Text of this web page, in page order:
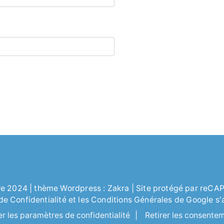
2024 | thème Wordpress : Zakra | Site protégé par
Confidentialitéet les Conditions Générales de Google
les paramètres de confidentialité
Retirer les